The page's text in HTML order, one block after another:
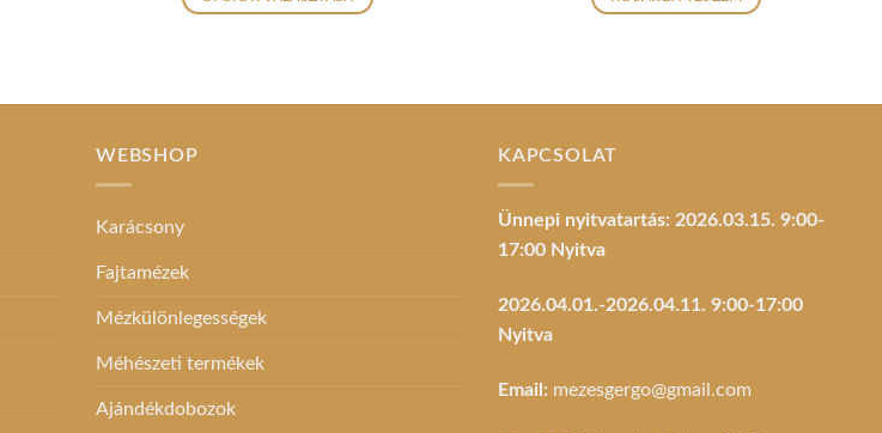
több
WEBSHOP
Karácsony
Fajtamézek
Mézkülönlegességek
Méhészeti termékek
Ajándékdobozok
KAPCSOLAT
Ünnepi nyitvatartás: 2026.03.15. 9:00-
17:00 Nyitva
2026.04.01.-2026.04.11. 9:00-17:00
Nyitva
Email: mezesgergo@gmail.com